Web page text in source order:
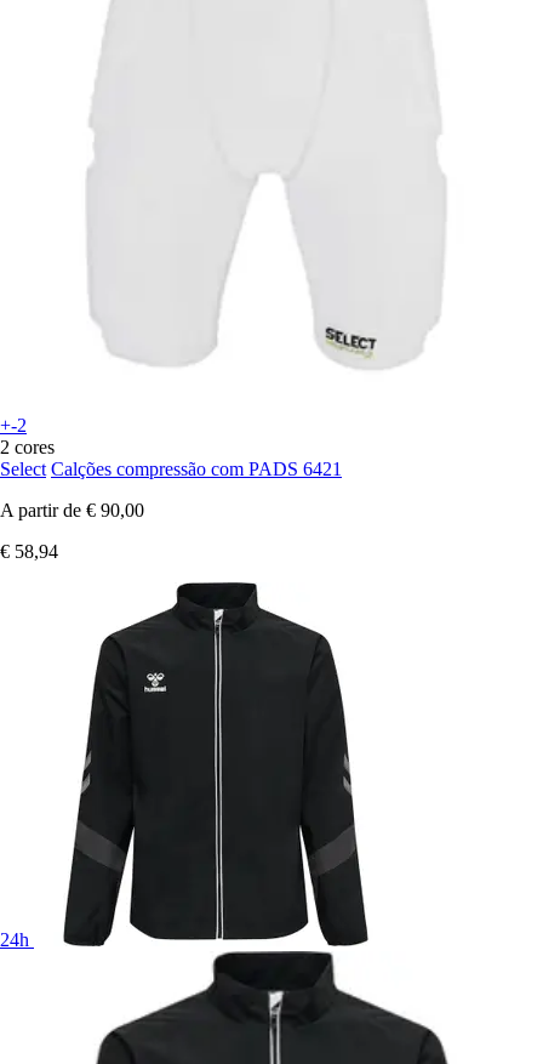
+-2
2 cores
Select Calções compressão com PADS 6421
A partir de € 90,00
€ 58,94
24h